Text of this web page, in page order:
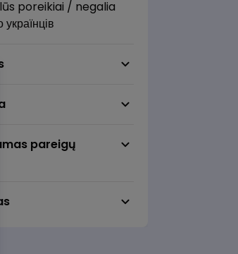
poreikiai / negalia
українців
pareigų